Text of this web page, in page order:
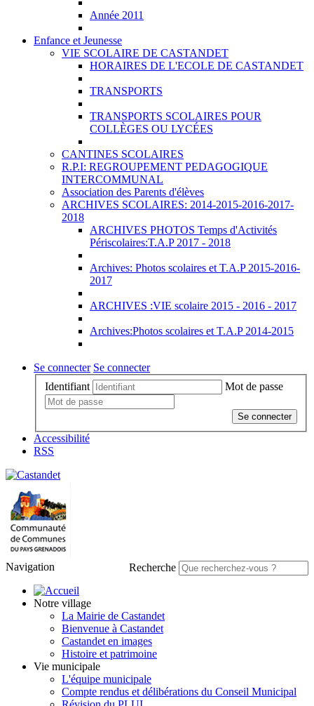
Année 2011
Enfance et Jeunesse
VIE SCOLAIRE DE CASTANDET
HORAIRES DE L'ECOLE DE CASTANDET
TRANSPORTS
TRANSPORTS SCOLAIRES POUR
COLLÈGES OU LYCÉES
CANTINES SCOLAIRES
R.P.I: REGROUPEMENT PEDAGOGIQUE
INTERCOMMUNAL
Association des Parents d'élèves
ARCHIVES SCOLAIRES: 2014-2015-2016-2017-
2018
ARCHIVES PHOTOS Temps d'Activités
Périscolaires:T.A.P 2017 - 2018
Archives: Photos scolaires et T.A.P 2015-2016-
2017
ARCHIVES :VIE scolaire 2015 - 2016 - 2017
Archives:Photos scolaires et T.A.P 2014-2015
Se connecter Se connecter
Identifiant
Mot de passe
Se connecter
Accessibilité
RSS
Recherche
Navigation
Notre village
La Mairie de Castandet
Bienvenue à Castandet
Castandet en images
Histoire et patrimoine
Vie municipale
L'équipe municipale
Compte rendus et délibérations du Conseil Municipal